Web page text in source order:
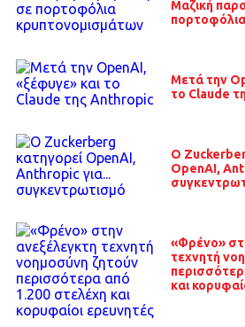
Μαζική
Μετά την
το Claude
O
OpenAI,
«Φρένο»
τεχνητή
και